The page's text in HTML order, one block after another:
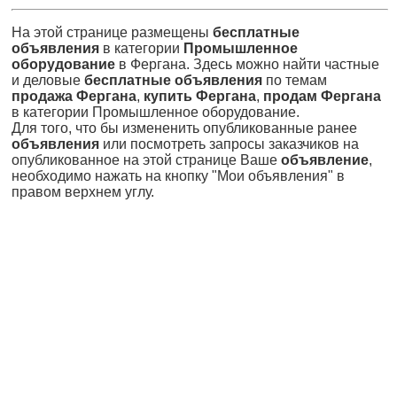
На этой странице размещены бесплатные
объявления в категории Промышленное
оборудование в Фергана. Здесь можно найти частные
и деловые бесплатные объявления по темам
продажа Фергана, купить Фергана, продам Фергана
в категории Промышленное оборудование.
Для того, что бы измененить опубликованные ранее
объявления или посмотреть запросы заказчиков на
опубликованное на этой странице Ваше объявление,
необходимо нажать на кнопку "Мои объявления" в
правом верхнем углу.